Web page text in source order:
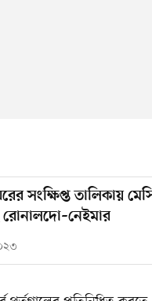
সংক্ষিপ্ত তালিকায়
রোনালদো–নেইমার